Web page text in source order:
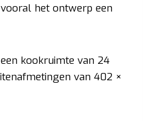
het ontwerp een
kookruimte van 24
van 402 ×